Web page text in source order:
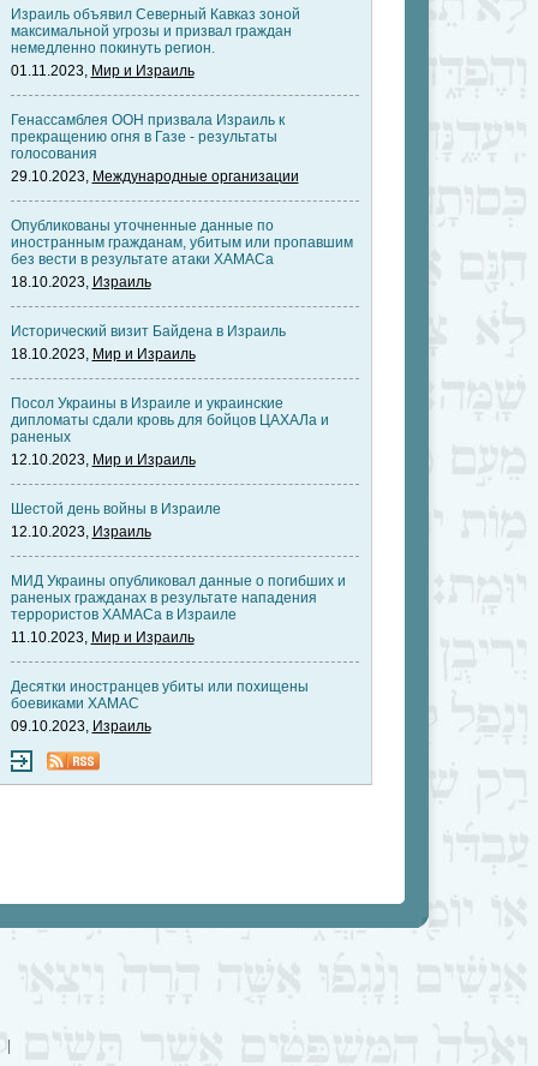
Израиль объявил Северный Кавказ зоной
максимальной угрозы и призвал граждан
немедленно покинуть регион.
01.11.2023, Мир и Израиль
Генассамблея ООН призвала Израиль к
прекращению огня в Газе - результаты
голосования
29.10.2023, Международные организации
Опубликованы уточненные данные по
иностранным гражданам, убитым или пропавшим
без вести в результате атаки ХАМАСа
18.10.2023, Израиль
Исторический визит Байдена в Израиль
18.10.2023, Мир и Израиль
Посол Украины в Израиле и украинские
дипломаты сдали кровь для бойцов ЦАХАЛа и
раненых
12.10.2023, Мир и Израиль
Шестой день войны в Израиле
12.10.2023, Израиль
МИД Украины опубликовал данные о погибших и
раненых гражданах в результате нападения
террористов ХАМАСа в Израиле
11.10.2023, Мир и Израиль
Десятки иностранцев убиты или похищены
боевиками ХАМАС
09.10.2023, Израиль